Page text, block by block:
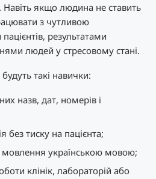
якщо людина не ставить
з чутливою
результатами
людей у стресовому стані.
такі навички:
назв, дат, номерів і
без тиску на пацієнта;
українською мовою;
клінік, лабораторій або